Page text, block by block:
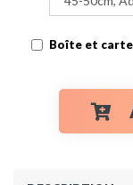
Boîte et carte